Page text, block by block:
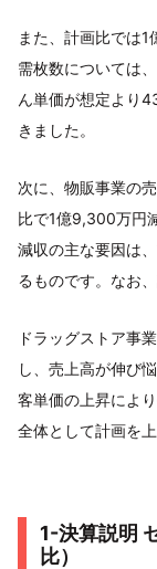
また、計画比では
需枚数については
ん単価が想定より
きました。
次に、物販事業の
比で1億9,300万円
減収の主な要因は
るものです。なお
ドラッグストア事
し、売上高が伸び
客単価の上昇によ
全体として計画を上
1-決算説明
比）